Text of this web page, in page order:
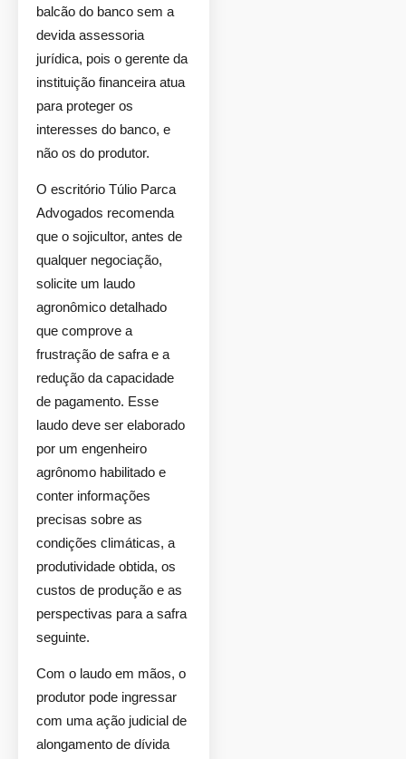
balcão do banco sem a
devida assessoria
jurídica, pois o gerente da
instituição financeira atua
para proteger os
interesses do banco, e
não os do produtor.
O escritório Túlio Parca
Advogados recomenda
que o sojicultor, antes de
qualquer negociação,
solicite um laudo
agronômico detalhado
que comprove a
frustração de safra e a
redução da capacidade
de pagamento. Esse
laudo deve ser elaborado
por um engenheiro
agrônomo habilitado e
conter informações
precisas sobre as
condições climáticas, a
produtividade obtida, os
custos de produção e as
perspectivas para a safra
seguinte.
Com o laudo em mãos, o
produtor pode ingressar
com uma ação judicial de
alongamento de dívida